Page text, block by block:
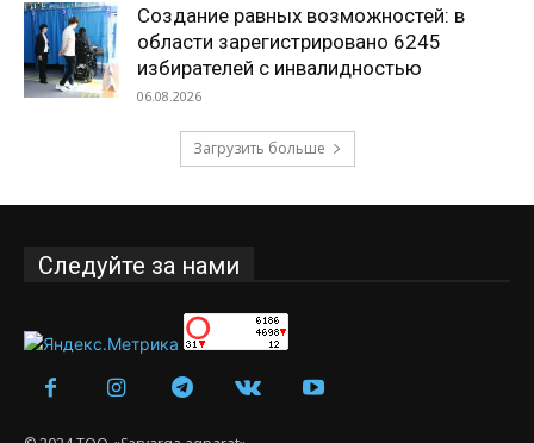
Создание равных возможностей: в
области зарегистрировано 6245
избирателей с инвалидностью
06.08.2026
Загрузить больше
Следуйте за нами